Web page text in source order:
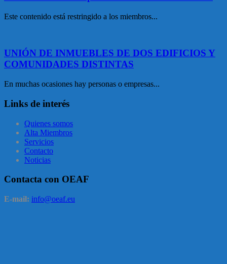
Este contenido está restringido a los miembros...
UNIÓN DE INMUEBLES DE DOS EDIFICIOS Y
COMUNIDADES DISTINTAS
En muchas ocasiones hay personas o empresas...
Links de interés
Quienes somos
Alta Miembros
Servicios
Contacto
Noticias
Contacta con OEAF
E-mail: info@oeaf.eu